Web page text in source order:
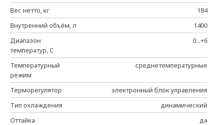
Вес нетто, кг
184
Внутренний объём, л
1400
Диапазон
температур, C
0...+6
Температурный
режим
среднетемпературные
Терморегулятор
электронный блок управления
Тип охлаждения
динамический
Оттайка
да